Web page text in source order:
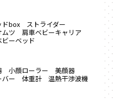
ドbox
ストライダー
ムツ
肩車ベビーキャリア
ビーベッド
小顔ローラー
美顔器
バー 体重計
温熱干渉波機